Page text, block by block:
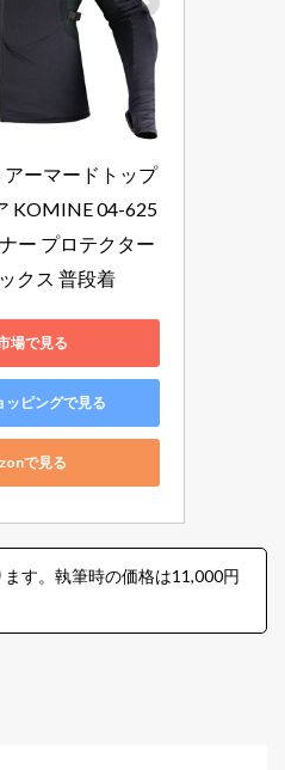
アーマードトップ
KOMINE 04-625
ー プロテクター
クス 普段着
場で見る
ピングで見る
で見る
す。執筆時の価格は11,000円